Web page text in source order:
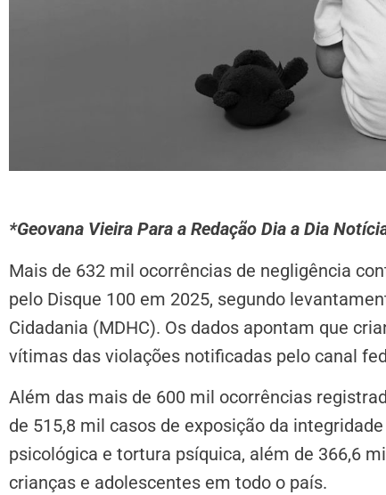
*Geovana Vieira Para a Redação Dia a Dia
Mais de 632 mil ocorrências de negligência
pelo Disque 100 em 2025, segundo
Cidadania (MDHC). Os dados apontam que
vítimas das violações notificadas pelo canal
Além das mais de 600 mil ocorrências
de 515,8 mil casos de exposição da
psicológica e tortura psíquica, além de 366,6
crianças e adolescentes em todo o país.